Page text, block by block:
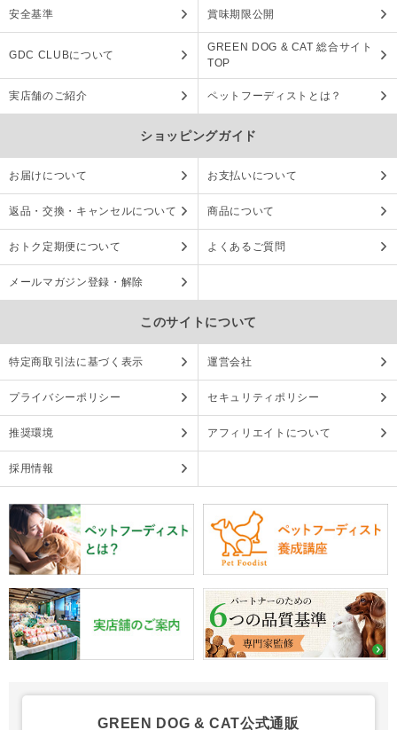
安全基準 賞味期限公開
GDC CLUBについて
GREEN DOG & CAT 総合サイト
TOP
実店舗のご紹介 ペットフーディストとは？
ショッピングガイド
お届けについて お支払いについて
返品・交換・キャンセルについて 商品について
おトク定期便について よくあるご質問
メールマガジン登録・解除
このサイトについて
特定商取引法に基づく表示 運営会社
プライバシーポリシー セキュリティポリシー
推奨環境 アフィリエイトについて
採用情報
GREEN DOG & CAT公式通販